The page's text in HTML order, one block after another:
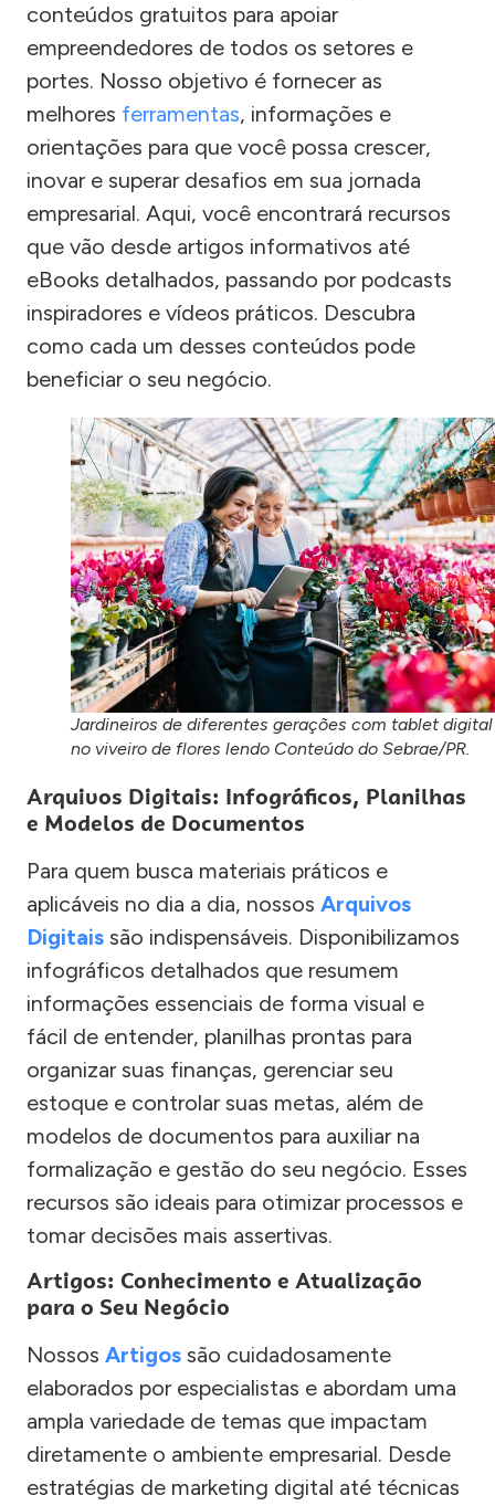
conteúdos gratuitos para apoiar
empreendedores de todos os setores e
portes. Nosso objetivo é fornecer as
melhores ferramentas, informações e
orientações para que você possa crescer,
inovar e superar desafios em sua jornada
empresarial. Aqui, você encontrará recursos
que vão desde artigos informativos até
eBooks detalhados, passando por podcasts
inspiradores e vídeos práticos. Descubra
como cada um desses conteúdos pode
beneficiar o seu negócio.
Jardineiros de diferentes gerações com tablet digital
no viveiro de flores lendo Conteúdo do Sebrae/PR.
Arquivos Digitais: Infográficos, Planilhas
e Modelos de Documentos
Para quem busca materiais práticos e
aplicáveis no dia a dia, nossos Arquivos
Digitais são indispensáveis. Disponibilizamos
infográficos detalhados que resumem
informações essenciais de forma visual e
fácil de entender, planilhas prontas para
organizar suas finanças, gerenciar seu
estoque e controlar suas metas, além de
modelos de documentos para auxiliar na
formalização e gestão do seu negócio. Esses
recursos são ideais para otimizar processos e
tomar decisões mais assertivas.
Artigos: Conhecimento e Atualização
para o Seu Negócio
Nossos Artigos são cuidadosamente
elaborados por especialistas e abordam uma
ampla variedade de temas que impactam
diretamente o ambiente empresarial. Desde
estratégias de marketing digital até técnicas